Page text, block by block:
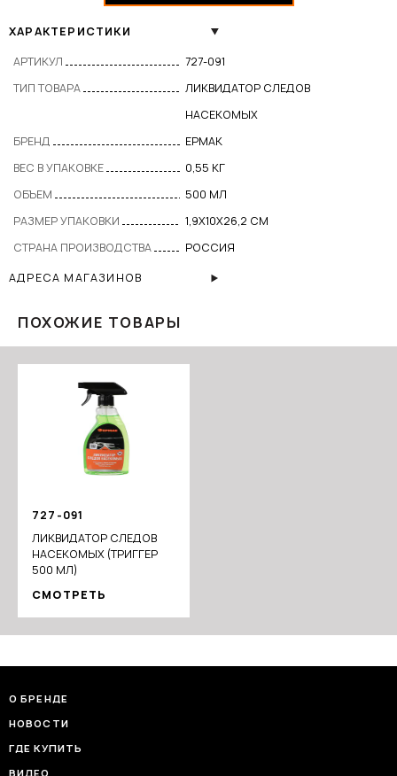
ХАРАКТЕРИСТИКИ
АРТИКУЛ
727-091
ТИП ТОВАРА
ЛИКВИДАТОР СЛЕДОВ
НАСЕКОМЫХ
БРЕНД
ЕРМАК
ВЕС В УПАКОВКЕ
0,55 КГ
ОБЪЕМ
500 МЛ
РАЗМЕР УПАКОВКИ
1,9Х10Х26,2 СМ
СТРАНА ПРОИЗВОДСТВА
РОССИЯ
АДРЕСА МАГАЗИНОВ
ПОХОЖИЕ ТОВАРЫ
727-091
ЛИКВИДАТОР СЛЕДОВ
НАСЕКОМЫХ (ТРИГГЕР
500 МЛ)
СМОТРЕТЬ
О БРЕНДЕ
НОВОСТИ
ГДЕ КУПИТЬ
ВИДЕО